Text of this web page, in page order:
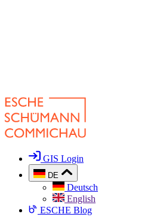
GIS Login
DE
Deutsch
English
ESCHE Blog